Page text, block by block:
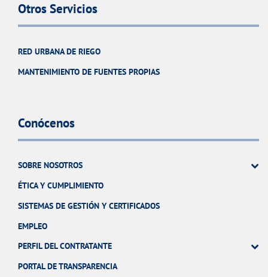
Otros Servicios
RED URBANA DE RIEGO
MANTENIMIENTO DE FUENTES PROPIAS
Conócenos
SOBRE NOSOTROS
ÉTICA Y CUMPLIMIENTO
SISTEMAS DE GESTIÓN Y CERTIFICADOS
EMPLEO
PERFIL DEL CONTRATANTE
PORTAL DE TRANSPARENCIA